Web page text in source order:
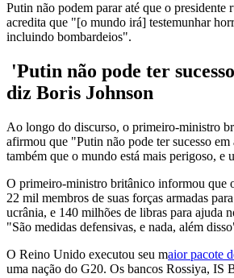
Putin não podem parar até que o presidente
acredita que "[o mundo irá] testemunhar
incluindo bombardeios".
'Putin não pode ter
diz Boris Johnson
Ao longo do discurso, o primeiro-ministro
afirmou que "Putin não pode ter sucesso
também que o mundo está mais perigoso, e
O primeiro-ministro britânico informou que
22 mil membros de suas forças armadas
ucrânia, e 140 milhões de libras para ajuda
"São medidas defensivas, e nada, além
O Reino Unido executou seu maior pacote
uma nação do G20. Os bancos Rossiya, IS